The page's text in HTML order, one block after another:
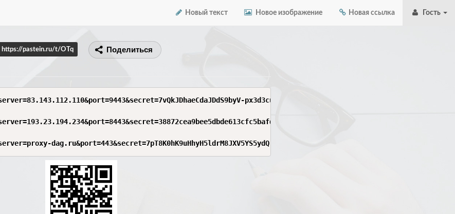
Новый текст Новое изображение Новая ссылка Гость
https://pastein.ru/t/OTq Поделиться
px3d3cuZ29vZ2xlLmNvbQ%0A%0A
dag.ru&port=443&secret=7pT8K0hK9uHhyH5ldrM8JXV5YS5ydQ